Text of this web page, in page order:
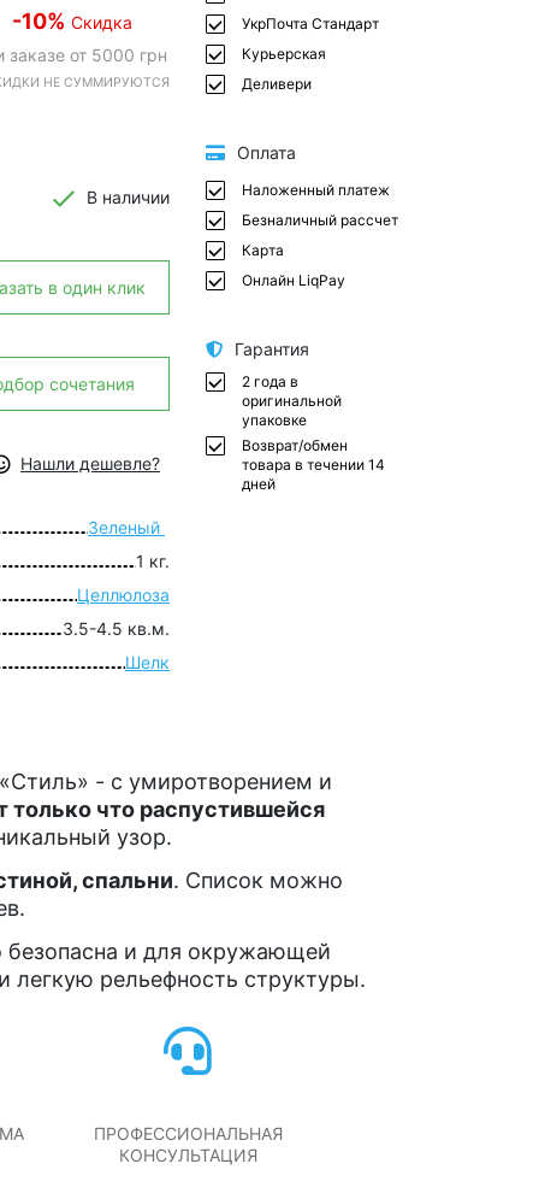
-10% Скидка
заказе от 5000 грн
НЕ СУММИРУЮТСЯ
В наличии
в один клик
сочетания
Нашли дешевле?
Зеленый
1 кг.
Целлюлоза
3.5-4.5 кв.м.
Шелк
УкрПочта Стандарт
Курьерская
Деливери
Оплата
Наложенный платеж
Безналичный рассчет
Карта
Онлайн LiqPay
Гарантия
2 года в
оригинальной
упаковке
Возврат/обмен
товара в течении 14
дней
- с умиротворением и
только что распустившейся
узор.
спальни. Список можно
безопасна и для окружающей
легкую рельефность структуры.
ПРОФЕССИОНАЛЬНАЯ
КОНСУЛЬТАЦИЯ